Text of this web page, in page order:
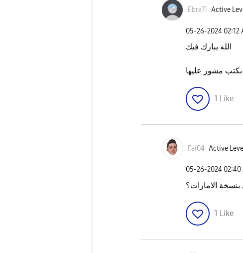
Ebra7i Active
‎05-26-2024 02:12
الله يبارك فيك
مشور عليها
1 Like
Fai04 Active
‎05-26-2024 02:40
الامارات؟
1 Like